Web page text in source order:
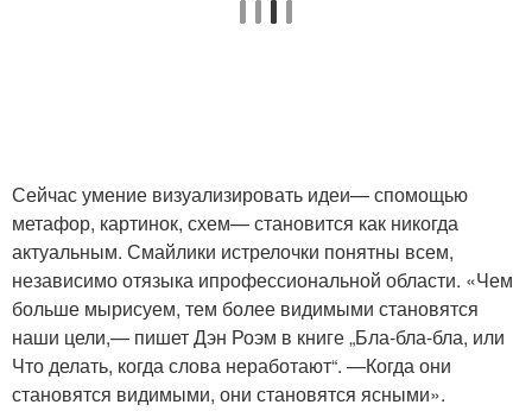
Сейчас умение визуализировать идеи— спомощью
метафор, картинок, схем— становится как никогда
актуальным. Смайлики истрелочки понятны всем,
независимо отязыка ипрофессиональной области. «Чем
больше мырисуем, тем более видимыми становятся
наши цели,— пишет Дэн Роэм в книге „Бла-бла-бла, или
Что делать, когда слова неработают“. —Когда они
становятся видимыми, они становятся ясными».